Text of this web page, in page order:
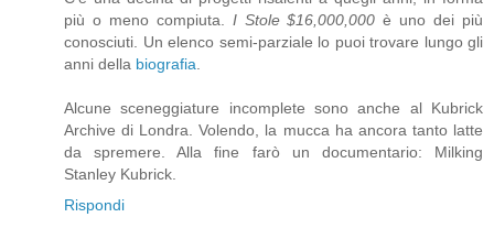
più o meno compiuta. I Stole $16,000,000 è uno dei più
conosciuti. Un elenco semi-parziale lo puoi trovare lungo gli
anni della biografia
Alcune sceneggiature incomplete sono anche al Kubrick
Archive di Londra. Volendo, la mucca ha ancora tanto latte
da spremere. Alla fine farò un documentario: Milking
Stanley Kubrick.
Rispondi